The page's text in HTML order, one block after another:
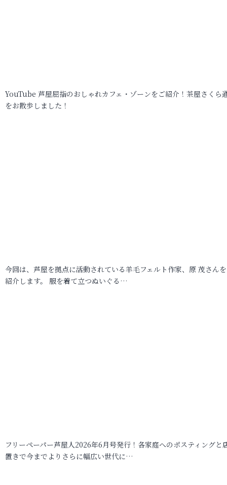
YouTube 芦屋屈指のおしゃれカフェ・ゾーンをご紹介！茶屋さくら
をお散歩しました！
今回は、芦屋を拠点に活動されている羊毛フェルト作家、原 茂さん
紹介します。 服を着て立つぬいぐる…
フリーペーパー芦屋人2026年6月号発行！各家庭へのポスティングと
置きで今までよりさらに幅広い世代に…